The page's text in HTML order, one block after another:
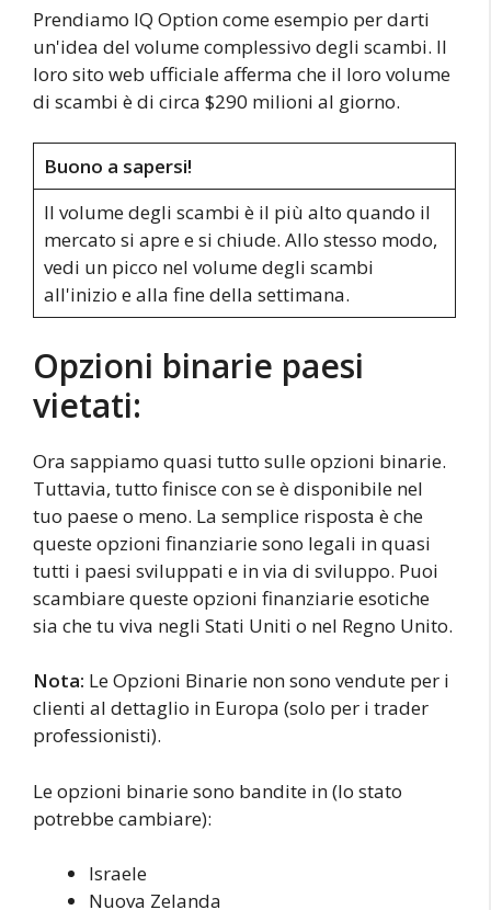
Prendiamo IQ Option come esempio per darti
un'idea del volume complessivo degli scambi. Il
loro sito web ufficiale afferma che il loro volume
di scambi è di circa $290 milioni al giorno.
Buono a sapersi!
Il volume degli scambi è il più alto quando il
mercato si apre e si chiude. Allo stesso modo,
vedi un picco nel volume degli scambi
all'inizio e alla fine della settimana.
Opzioni binarie paesi
vietati:
Ora sappiamo quasi tutto sulle opzioni binarie.
Tuttavia, tutto finisce con se è disponibile nel
tuo paese o meno. La semplice risposta è che
queste opzioni finanziarie sono legali in quasi
tutti i paesi sviluppati e in via di sviluppo. Puoi
scambiare queste opzioni finanziarie esotiche
sia che tu viva negli Stati Uniti o nel Regno Unito.
Nota: Le Opzioni Binarie non sono vendute per i
clienti al dettaglio in Europa (solo per i trader
professionisti).
Le opzioni binarie sono bandite in (lo stato
potrebbe cambiare):
Israele
Nuova Zelanda